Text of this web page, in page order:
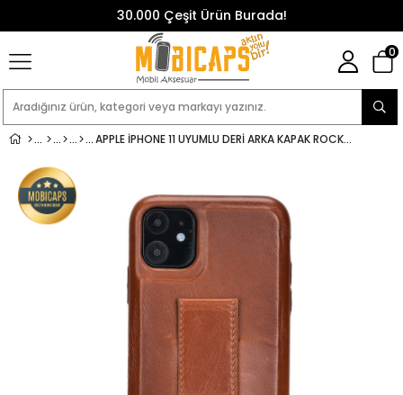
30.000 Çeşit Ürün Burada!
0
APPLE IPHONE 11 UYUMLU DERI ARKA KAPAK ROCKCESS RST2EF TABA